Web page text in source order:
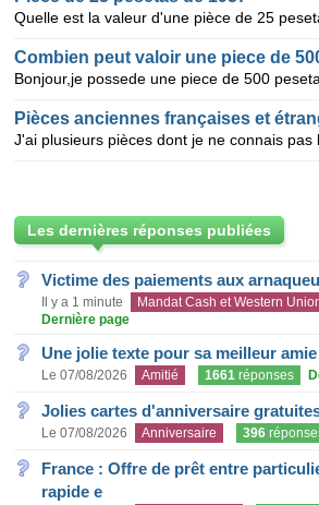
Pièces anciennes françaises et
Les dernières réponses publiées
Victime des paiements aux
Il y a 1 minute Mandat Cash et Western
Dernière page
Une jolie texte pour sa meilleur amie
Le 07/08/2026 Amitié 1661 réponses
Jolies cartes d'anniversaire
Le 07/08/2026 Anniversaire 396
France : Offre de prêt entre
rapide e